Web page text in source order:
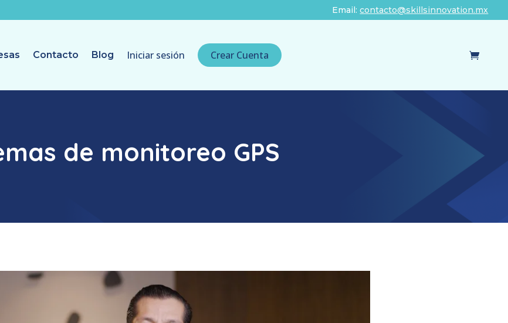
Email:contacto@skillsinnovation.mx
Contacto Blog Iniciar sesión Crear Cuenta
de monitoreo GPS